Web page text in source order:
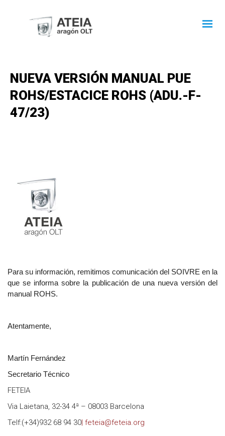
NUEVA VERSIÓN MANUAL PUE
ROHS/ESTACICE ROHS (ADU.-F-
47/23)
Para su información, remitimos comunicación del SOIVRE en la
que se informa sobre la publicación de una nueva versión del
manual ROHS.
Atentamente,
Martín Fernández
Secretario Técnico
FETEIA
Via Laietana, 32-34 4ª – 08003 Barcelona
Telf:(+34)932 68 94 30 | feteia@feteia.org